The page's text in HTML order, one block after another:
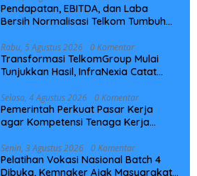
Pendapatan, EBITDA, dan Laba
Bersih Normalisasi Telkom Tumbuh
Rabu, 5 Agustus 2026 0 Komentar
Transformasi TelkomGroup Mulai
Tunjukkan Hasil, InfraNexia Catat
Digital Nasional
Selasa, 4 Agustus 2026 0 Komentar
Pemerintah Perkuat Pasar Kerja
agar Kompetensi Tenaga Kerja
Senin, 3 Agustus 2026 0 Komentar
Pelatihan Vokasi Nasional Batch 4
Dibuka, Kemnaker Ajak Masyarakat